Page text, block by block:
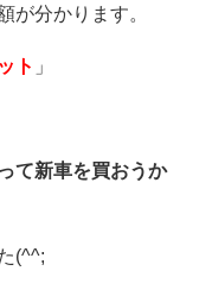
が分かります。
ト 」
て新車を買おうか
(^^;